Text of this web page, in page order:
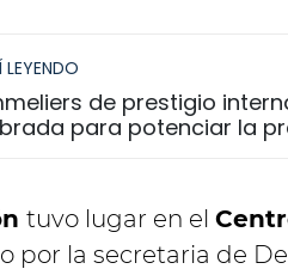
LEYENDO
de prestigio
para potenciar la
tuvo lugar en el
por la secretaria de